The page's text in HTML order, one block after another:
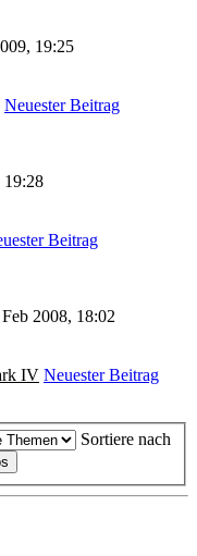
19:25
Neuester Beitrag
19:28
Beitrag
2008, 18:02
IV Neuester Beitrag
Sortiere nach